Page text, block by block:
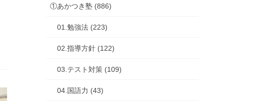
①あかつき塾 (886)
01.勉強法 (223)
02.指導方針 (122)
03.テスト対策 (109)
04.国語力 (43)